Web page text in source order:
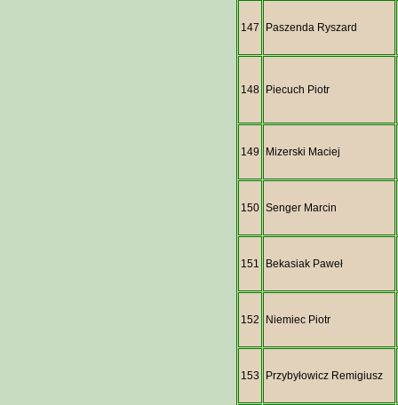
147 Paszenda Ryszard
148 Piecuch Piotr
149 Mizerski Maciej
150 Senger Marcin
151 Bekasiak Paweł
152 Niemiec Piotr
153 Przybyłowicz Remigiusz